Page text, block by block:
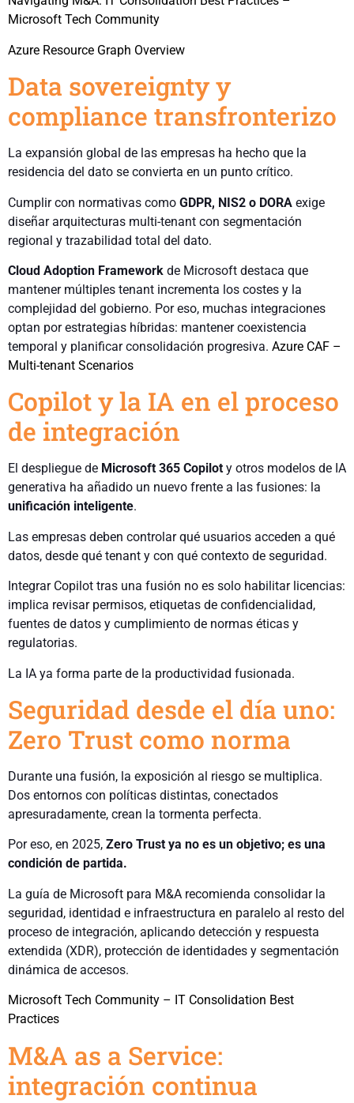
Microsoft Tech Community
Azure Resource Graph Overview
Data sovereignty y
compliance transfronterizo
La expansión global de las empresas ha hecho que la
residencia del dato se convierta en un punto crítico.
Cumplir con normativas como GDPR, NIS2 o DORA exige
diseñar arquitecturas multi-tenant con segmentación
regional y trazabilidad total del dato.
Cloud Adoption Framework de Microsoft destaca que
mantener múltiples tenant incrementa los costes y la
complejidad del gobierno. Por eso, muchas integraciones
optan por estrategias híbridas: mantener coexistencia
temporal y planificar consolidación progresiva. Azure CAF –
Multi-tenant Scenarios
Copilot y la IA en el proceso
de integración
El despliegue de Microsoft 365 Copilot y otros modelos de IA
generativa ha añadido un nuevo frente a las fusiones: la
unificación inteligente.
Las empresas deben controlar qué usuarios acceden a qué
datos, desde qué tenant y con qué contexto de seguridad.
Integrar Copilot tras una fusión no es solo habilitar licencias:
implica revisar permisos, etiquetas de confidencialidad,
fuentes de datos y cumplimiento de normas éticas y
regulatorias.
La IA ya forma parte de la productividad fusionada.
Seguridad desde el día uno:
Zero Trust como norma
Durante una fusión, la exposición al riesgo se multiplica.
Dos entornos con políticas distintas, conectados
apresuradamente, crean la tormenta perfecta.
Por eso, en 2025, Zero Trust ya no es un objetivo; es una
condición de partida.
La guía de Microsoft para M&A recomienda consolidar la
seguridad, identidad e infraestructura en paralelo al resto del
proceso de integración, aplicando detección y respuesta
extendida (XDR), protección de identidades y segmentación
dinámica de accesos.
Microsoft Tech Community – IT Consolidation Best
Practices
M&A as a Service:
integración continua